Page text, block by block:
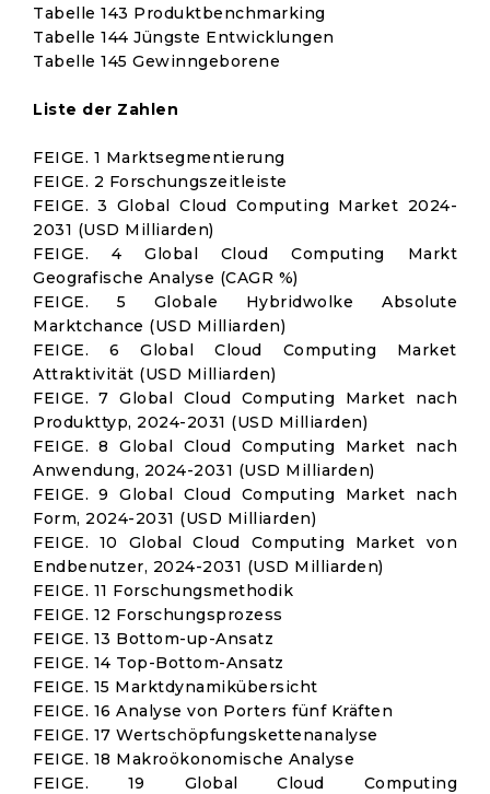
Tabelle 143 Produktbenchmarking
Tabelle 144 Jüngste Entwicklungen
Tabelle 145 Gewinngeborene
Liste der Zahlen
FEIGE. 1 Marktsegmentierung
FEIGE. 2 Forschungszeitleiste
FEIGE. 3 Global Cloud Computing Market 2024-
2031 (USD Milliarden)
FEIGE. 4 Global Cloud Computing Markt
Geografische Analyse (CAGR %)
FEIGE. 5 Globale Hybridwolke Absolute
Marktchance (USD Milliarden)
FEIGE. 6 Global Cloud Computing Market
Attraktivität (USD Milliarden)
FEIGE. 7 Global Cloud Computing Market nach
Produkttyp, 2024-2031 (USD Milliarden)
FEIGE. 8 Global Cloud Computing Market nach
Anwendung, 2024-2031 (USD Milliarden)
FEIGE. 9 Global Cloud Computing Market nach
Form, 2024-2031 (USD Milliarden)
FEIGE. 10 Global Cloud Computing Market von
Endbenutzer, 2024-2031 (USD Milliarden)
FEIGE. 11 Forschungsmethodik
FEIGE. 12 Forschungsprozess
FEIGE. 13 Bottom-up-Ansatz
FEIGE. 14 Top-Bottom-Ansatz
FEIGE. 15 Marktdynamikübersicht
FEIGE. 16 Analyse von Porters fünf Kräften
FEIGE. 17 Wertschöpfungskettenanalyse
FEIGE. 18 Makroökonomische Analyse
FEIGE. 19 Global Cloud Computing